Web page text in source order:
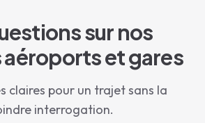
sur nos
et gares
claires pour un trajet sans la
interrogation.